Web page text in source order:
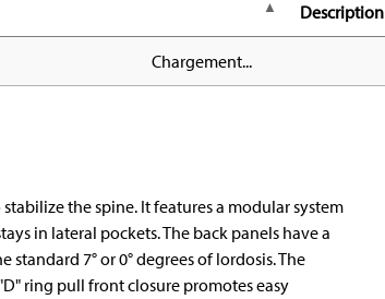
Description
Chargement...
the spine. It features a modular system
in lateral pockets. The back panels have a
7° or 0° degrees of lordosis. The
ring pull front closure promotes easy